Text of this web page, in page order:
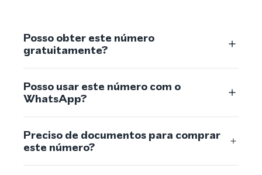
Posso obter este número
gratuitamente?
Posso usar este número com o
WhatsApp?
Preciso de documentos para comprar
este número?